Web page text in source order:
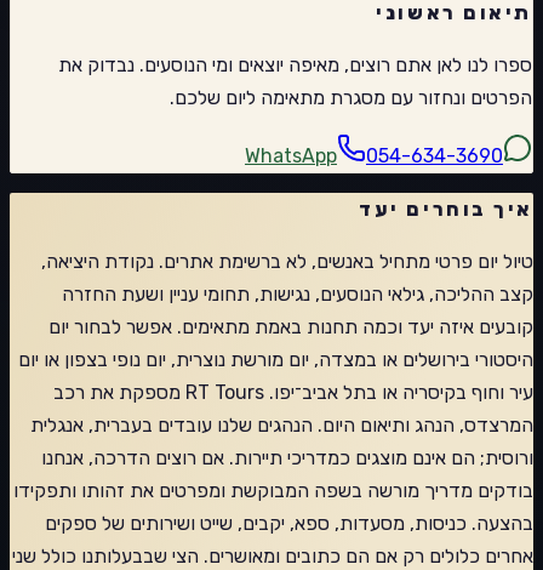
תיאום ראשוני
ספרו לנו לאן אתם רוצים, מאיפה יוצאים ומי הנוסעים. נבדוק את
הפרטים ונחזור עם מסגרת מתאימה ליום שלכם.
WhatsApp 054-634-3690
איך בוחרים יעד
טיול יום פרטי מתחיל באנשים, לא ברשימת אתרים. נקודת היציאה,
קצב ההליכה, גילאי הנוסעים, נגישות, תחומי עניין ושעת החזרה
קובעים איזה יעד וכמה תחנות באמת מתאימים. אפשר לבחור יום
היסטורי בירושלים או במצדה, יום מורשת נוצרית, יום נופי בצפון או יום
עיר וחוף בקיסריה או בתל אביב־יפו. RT Tours מספקת את רכב
המרצדס, הנהג ותיאום היום. הנהגים שלנו עובדים בעברית, אנגלית
ורוסית; הם אינם מוצגים כמדריכי תיירות. אם רוצים הדרכה, אנחנו
בודקים מדריך מורשה בשפה המבוקשת ומפרטים את זהותו ותפקידו
בהצעה. כניסות, מסעדות, ספא, יקבים, שייט ושירותים של ספקים
אחרים כלולים רק אם הם כתובים ומאושרים. הצי שבבעלותנו כולל שני